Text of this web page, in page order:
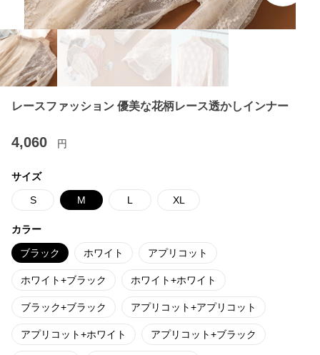
レースファッション 優美な花柄レース透かしインナー
4,060 円
サイズ
S M L XL
カラー
ブラック ホワイト アプリコット
ホワイト+ブラック ホワイト+ホワイト
ブラック+ブラック アプリコット+アプリコット
アプリコット+ホワイト アプリコット+ブラック